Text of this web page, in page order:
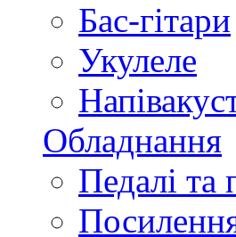
Бас-гітари
Укулеле
Обладнання
Педалі та